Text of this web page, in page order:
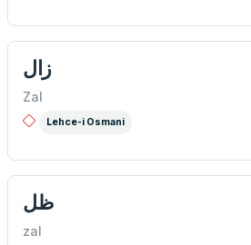
زال
Zal
Lehce-i Osmani
ظل
zal